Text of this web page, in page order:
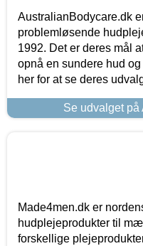
AustralianBodycare.dk
problemløsende
1992. Det er deres mål
opnå en sundere hud
her for at se deres
Se udvalget
Made4men.dk er
hudplejeprodukter til
forskellige